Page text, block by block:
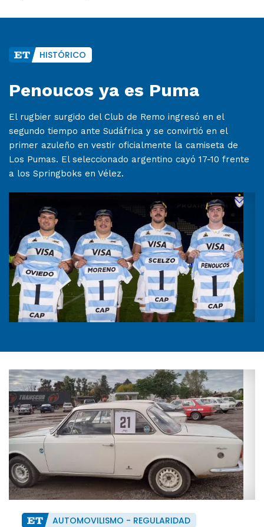
HISTÓRICO
Penoucos ya es Puma
El rugbier surgido del Club de Remo ingresó en el
segundo tiempo ante Sudáfrica y se convirtió en el
primer azuleño en vestir oficialmente la camiseta de
Los Pumas. El seleccionado argentino cayó 17-10 frente
a los Springboks en Vélez.
AUTOMOVILISMO - REGULARIDAD